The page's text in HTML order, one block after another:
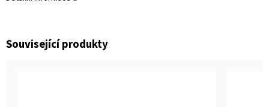
Související produkty